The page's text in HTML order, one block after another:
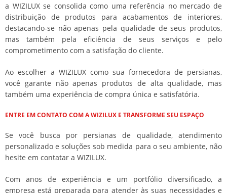
a WIZILUX se consolida como uma referência no mercado de
distribuição de produtos para acabamentos de interiores,
destacando-se não apenas pela qualidade de seus produtos,
mas também pela eficiência de seus serviços e pelo
comprometimento com a satisfação do cliente.
Ao escolher a WIZILUX como sua fornecedora de persianas,
você garante não apenas produtos de alta qualidade, mas
também uma experiência de compra única e satisfatória.
ENTRE EM CONTATO COM A WIZILUX E TRANSFORME SEU ESPAÇO
Se você busca por persianas de qualidade, atendimento
personalizado e soluções sob medida para o seu ambiente, não
hesite em contatar a WIZILUX.
Com anos de experiência e um portfólio diversificado, a
empresa está preparada para atender às suas necessidades e